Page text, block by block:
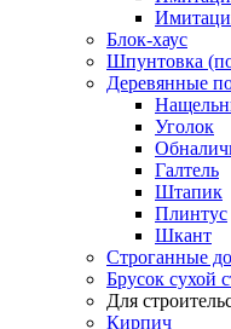
Блок-хаус
Шпунтовка
Деревянные
Уголок
Галтель
Штапик
Плинтус
Шкант
Строганные
Брусок сухой
Для
Кирпич